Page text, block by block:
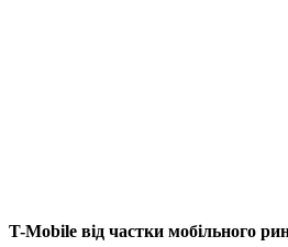
T-Mobile від частки мобільного